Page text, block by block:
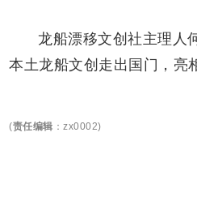
龙船漂移文创社主理人
本土龙船文创走出国门，亮
(责任编辑 ：zx0002)